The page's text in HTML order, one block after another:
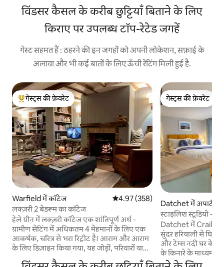
विंडसर कैसल के करीब छुट्टियाँ बिताने के लिए
किराए पर उपलब्ध टॉप-रेटेड जगहें
गेस्ट सहमत हैं : ठहरने की इन जगहों को अपनी लोकेशन, सफ़ाई के
अलावा और भी कई बातों के लिए ऊँची रेटिंग मिली हुई है.
गेस्ट्स का टॉप फ़ेवरेट
गेस्ट्स की फ़ेवरेट
Warfield में कॉटेज औसत रेटिंग 5 में से 4.97, 358 समीक्षाएँ
4.97 (358)
लक्ज़री 2 बेडरूम का कॉटेज
हेले ग्रीन में लक्ज़री कॉटेज एक शांतिपूर्ण अर्ध -
ग्रामीण सेटिंग में अधिकतम 4 मेहमानों के लिए एक
आकर्षक, चरित्र से भरा रिट्रीट है। आराम और आराम
के लिए डिज़ाइन किया गया, यह जोड़ों, परिवारों या
दोस्तों के लिए आदर्श है। अगर आप ठहरना पसंद
गेस्ट्स की फ़ेवरेट
गेस्ट्स की फ़ेवरेट
Datchet में अपार्टमेंट
स्टाइलिश स्टूडियो -
पैदल चलें
Datchet में Crail
सुंदर हरियाली से
और टेम्स नदी घर के
के किनारे के माध्यम से
आप यहां से स्कूल के